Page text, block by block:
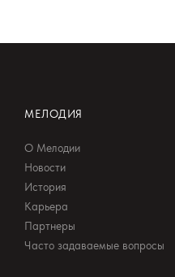
МЕЛОДИЯ
О Мелодии
Новости
История
Карьера
Партнеры
Часто задаваемые вопросы